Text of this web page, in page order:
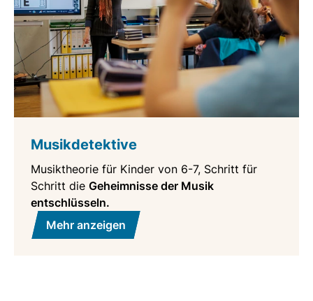
Musikdetektive
Musiktheorie für Kinder von 6-7, Schritt für
Schritt die Geheimnisse der Musik
entschlüsseln.
Mehr anzeigen